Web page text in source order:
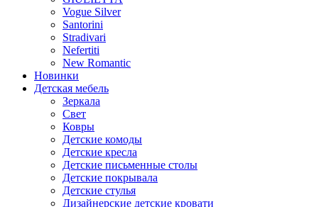
Vogue Silver
Santorini
Stradivari
Nefertiti
New Romantic
Новинки
Детская мебель
Зеркала
Свет
Ковры
Детские комоды
Детские кресла
Детские письменные столы
Детские покрывала
Детские стулья
Дизайнерские детские кровати